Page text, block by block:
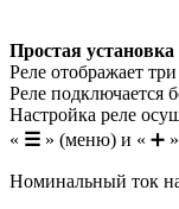
Простая установка
Реле отображает
Реле подключается
Настройка реле
« ☰ » (меню) и « ➕
Номинальный ток